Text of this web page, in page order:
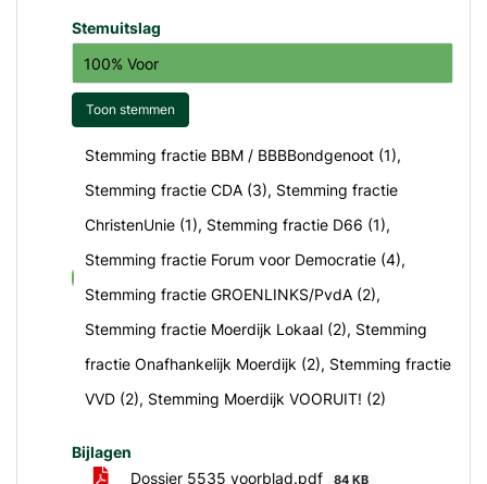
Stemuitslag
100% Voor
Toon stemmen
voor
Stemming fractie BBM / BBBBondgenoot (1),
Stemming fractie CDA (3), Stemming fractie
ChristenUnie (1), Stemming fractie D66 (1),
Stemming fractie Forum voor Democratie (4),
Stemming fractie GROENLINKS/PvdA (2),
Stemming fractie Moerdijk Lokaal (2), Stemming
fractie Onafhankelijk Moerdijk (2), Stemming fractie
VVD (2), Stemming Moerdijk VOORUIT! (2)
Bijlagen
Dossier 5535 voorblad.pdf
84 KB